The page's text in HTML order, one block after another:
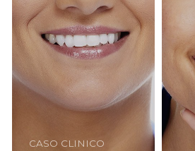
CASO CLINICO